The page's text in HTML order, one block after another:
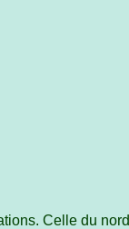
Celle du nord